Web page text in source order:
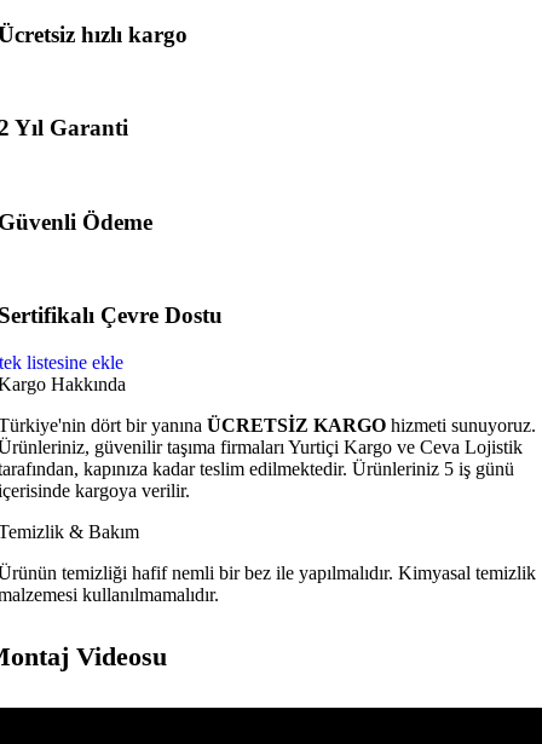
hızlı kargo
Yıl Garanti
Ödeme
Çevre Dostu
listesine ekle
Hakkında
dört bir yanına ÜCRETSİZ KARGO hizmeti sunuyoruz.
güvenilir taşıma firmaları Yurtiçi Kargo ve Ceva Lojistik
kapınıza kadar teslim edilmektedir. Ürünleriniz 5 iş günü
kargoya verilir.
& Bakım
temizliği hafif nemli bir bez ile yapılmalıdır. Kimyasal temizlik
kullanılmamalıdır.
Videosu